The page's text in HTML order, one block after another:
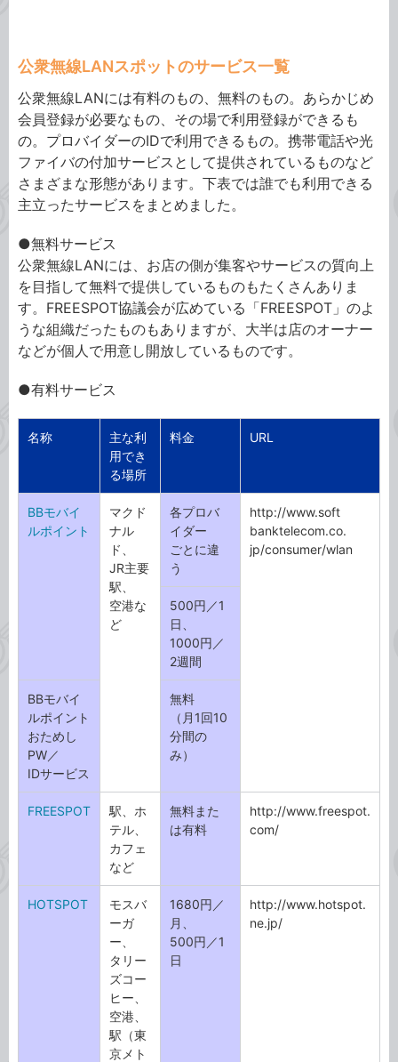
公衆無線LANスポットのサービス一覧
公衆無線LANには有料のもの、無料のもの。あらかじめ
会員登録が必要なもの、その場で利用登録ができるも
の。プロバイダーのIDで利用できるもの。携帯電話や光
ファイバの付加サービスとして提供されているものなど
さまざまな形態があります。下表では誰でも利用できる
主立ったサービスをまとめました。
●無料サービス
公衆無線LANには、お店の側が集客やサービスの質向上
を目指して無料で提供しているものもたくさんありま
す。FREESPOT協議会が広めている「FREESPOT」のよ
うな組織だったものもありますが、大半は店のオーナー
などが個人で用意し開放しているものです。
●有料サービス
名称
主な利
用でき
る場所
料金 URL
BBモバイ
ルポイント
マクド
ナル
ド、
JR主要
駅、
空港な
ど
各プロバ
イダー
ごとに違
う
http://www.soft
banktelecom.co.
jp/consumer/wlan
500円／1
日、
1000円／
2週間
BBモバイ
ルポイント
おためし
PW／
IDサービス
無料
（月1回10
分間の
み）
FREESPOT
駅、ホ
テル、
カフェ
など
無料また
は有料
http://www.freespot.
com/
HOTSPOT
モスバ
ーガ
ー、
タリー
ズコー
ヒー、
空港、
駅（東
京メト
1680円／
月、
500円／1
日
http://www.hotspot.
ne.jp/